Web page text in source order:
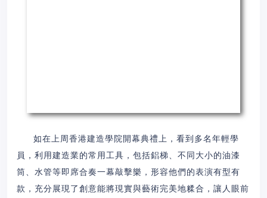
如在上周香港建造學院開幕典禮上，看到多名年輕學
員，利用建造業的常用工具，包括鋁梯、不同大小的油漆
筒、水管等即席合奏一幕敲擊樂，形容他們的表演有型有
款，充分展現了創意能將現實與藝術完美地糅合，讓人眼前